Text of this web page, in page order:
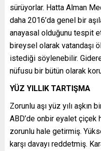
sürüyorlar. Hatta Alman
daha 2016’da genel bir
anayasal olduğunu tespit
bireysel olarak vatandaşı
istediği söylenebilir.
nüfusu bir bütün olarak
YÜZ YILLIK TARTIŞMA
Zorunlu aşı yüz yılı aşkın
ABD’de onbir eyalet çiçek
zorunlu hale getirmiş.
karşı davayı reddetmiş.